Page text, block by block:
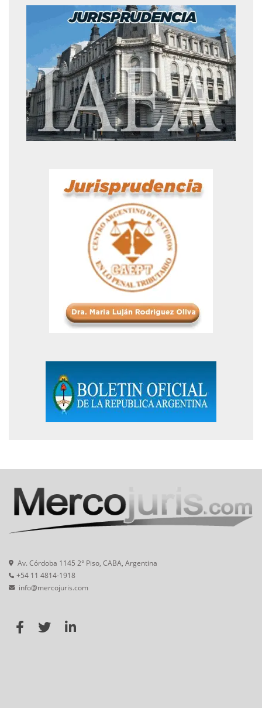
Av. Córdoba 1145 2° Piso, CABA, Argentina
+54 11 4814-1918
info@mercojuris.com